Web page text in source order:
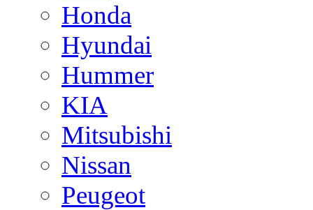
Honda
Hyundai
Hummer
KIA
Mitsubishi
Nissan
Peugeot